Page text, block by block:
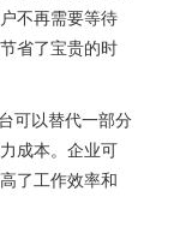
不再需要等待
省了宝贵的时
可以替代一部分
成本。企业可
了工作效率和